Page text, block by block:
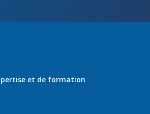
et de formation